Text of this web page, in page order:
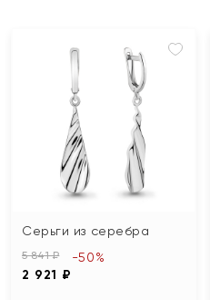
Серьги из серебра
5 841 ₽
2 921 ₽
-50%